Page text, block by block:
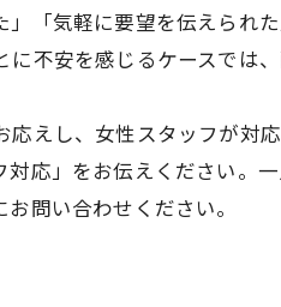
「気軽に要望を伝えられ
不安を感じるケースでは
えし、女性スタッフが対
応」をお伝えください。
問い合わせください。